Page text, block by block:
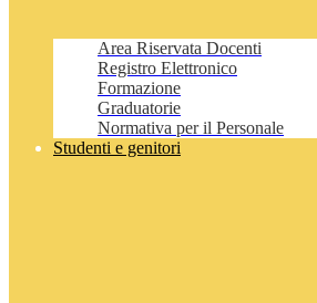
Area Riservata Docenti
Registro Elettronico
Formazione
Graduatorie
Normativa per il Personale
Studenti e genitori